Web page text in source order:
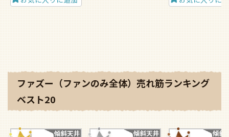
ファズー（ファンのみ全体）売れ筋ランキング
ベスト20